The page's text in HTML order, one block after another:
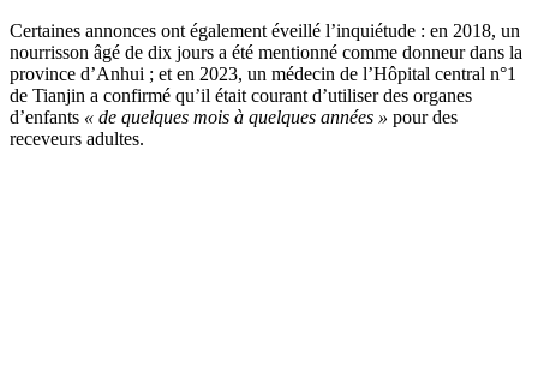
Certaines annonces ont également éveillé l’inquiétude : en 2018, un
nourrisson âgé de dix jours a été mentionné comme donneur dans la
province d’Anhui ; et en 2023, un médecin de l’Hôpital central n°1
de Tianjin a confirmé qu’il était courant d’utiliser des organes
d’enfants « de quelques mois à quelques années » pour des
receveurs adultes.